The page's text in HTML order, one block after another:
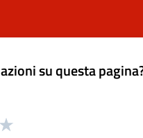
su questa